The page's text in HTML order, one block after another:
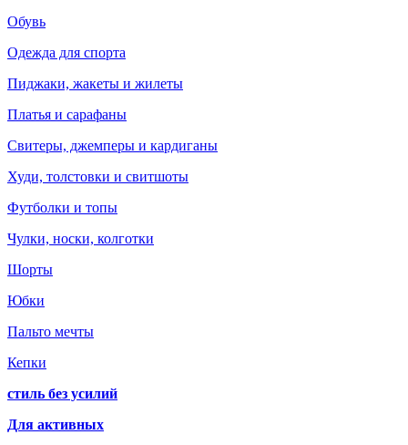
Обувь
Одежда для спорта
Пиджаки, жакеты и жилеты
Платья и сарафаны
Свитеры, джемперы и кардиганы
Худи, толстовки и свитшоты
Футболки и топы
Чулки, носки, колготки
Шорты
Юбки
Пальто мечты
Кепки
стиль без усилий
Для активных